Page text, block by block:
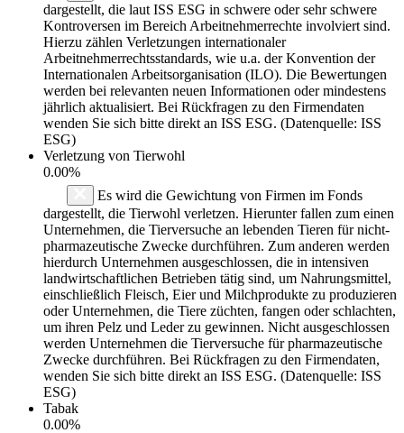
dargestellt, die laut ISS ESG in schwere oder sehr schwere
Kontroversen im Bereich Arbeitnehmerrechte involviert sind.
Hierzu zählen Verletzungen internationaler
Arbeitnehmerrechtsstandards, wie u.a. der Konvention der
Internationalen Arbeitsorganisation (ILO). Die Bewertungen
werden bei relevanten neuen Informationen oder mindestens
jährlich aktualisiert. Bei Rückfragen zu den Firmendaten
wenden Sie sich bitte direkt an ISS ESG. (Datenquelle: ISS
ESG)
Verletzung von Tierwohl
0.00%
Es wird die Gewichtung von Firmen im Fonds
dargestellt, die Tierwohl verletzen. Hierunter fallen zum einen
Unternehmen, die Tierversuche an lebenden Tieren für nicht-
pharmazeutische Zwecke durchführen. Zum anderen werden
hierdurch Unternehmen ausgeschlossen, die in intensiven
landwirtschaftlichen Betrieben tätig sind, um Nahrungsmittel,
einschließlich Fleisch, Eier und Milchprodukte zu produzieren
oder Unternehmen, die Tiere züchten, fangen oder schlachten,
um ihren Pelz und Leder zu gewinnen. Nicht ausgeschlossen
werden Unternehmen die Tierversuche für pharmazeutische
Zwecke durchführen. Bei Rückfragen zu den Firmendaten,
wenden Sie sich bitte direkt an ISS ESG. (Datenquelle: ISS
ESG)
Tabak
0.00%